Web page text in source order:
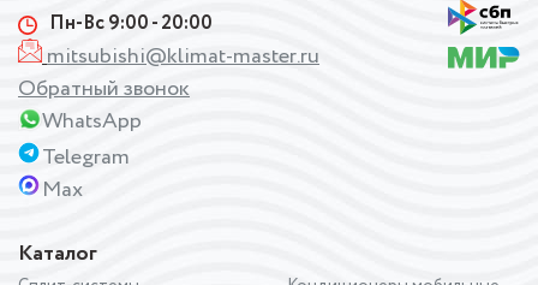
Каталог
Пн-Вс 9:00 - 20:00
mitsubishi@klimat-master.ru
Обратный звонок
WhatsApp
Telegram
Max